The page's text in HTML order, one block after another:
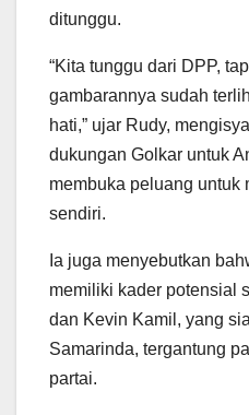
ditunggu.
“Kita tunggu dari DPP,
gambarannya sudah
hati,” ujar Rudy,
dukungan Golkar untuk
membuka peluang untuk
sendiri.
Ia juga menyebutkan
memiliki kader potensial
dan Kevin Kamil, yang
Samarinda, tergantung
partai.